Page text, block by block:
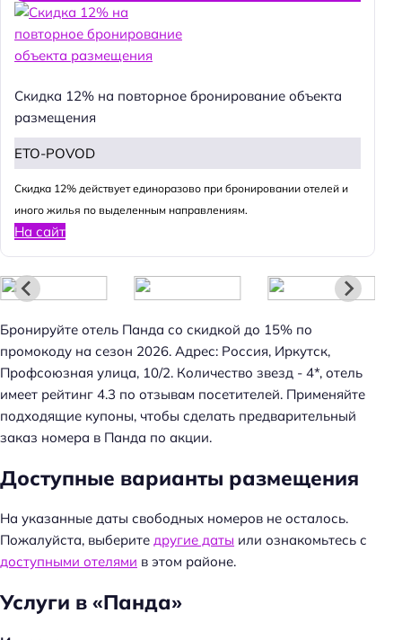
Скидка 12% на повторное бронирование объекта
размещения
ETO-POVOD
Cкидка 12% действует единоразово при бронировании отелей и
иного жилья по выделенным направлениям.
На сайт
Бронируйте отель Панда со скидкой до 15% по
промокоду на сезон 2026. Адрес: Россия, Иркутск,
Профсоюзная улица, 10/2. Количество звезд - 4*, отель
имеет рейтинг 4.3 по отзывам посетителей. Применяйте
подходящие купоны, чтобы сделать предварительный
заказ номера в Панда по акции.
Доступные варианты размещения
На указанные даты свободных номеров не осталось.
Пожалуйста, выберите другие даты или ознакомьтесь с
доступными отелями в этом районе.
Услуги в «Панда»
Н
а
т
: